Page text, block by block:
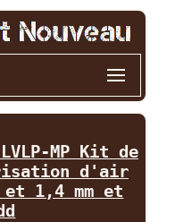
MP Kit de
d'air
1,4 mm et